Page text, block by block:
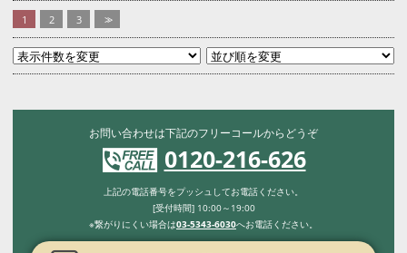
1 2 3 >>
お問い合わせは下記のフリーコールからどうぞ
0120-216-626
上記の電話番号をプッシュしてお電話ください。
[受付時間] 10:00～19:00
※繋がりにくい場合は03-5343-6030へお電話ください。